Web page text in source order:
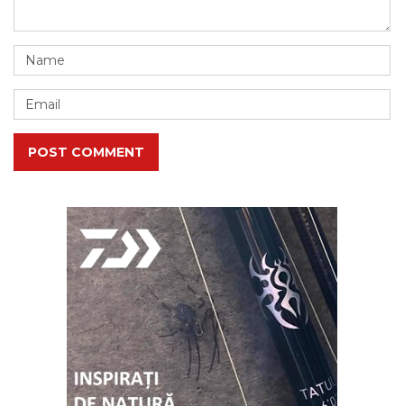
POST COMMENT